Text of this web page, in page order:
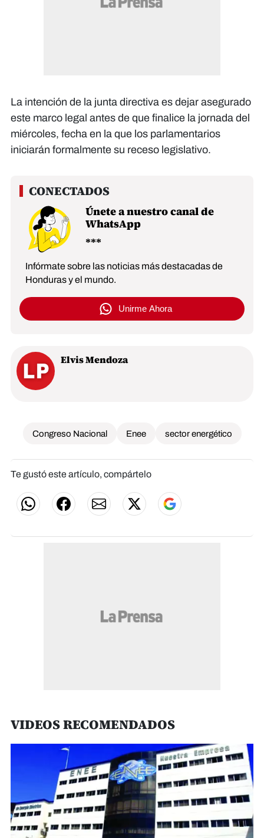
La intención de la junta directiva es dejar asegurado
este marco legal antes de que finalice la jornada del
miércoles, fecha en la que los parlamentarios
iniciarán formalmente su receso legislativo.
Únete a nuestro canal de
WhatsApp
Infórmate sobre las noticias más destacadas de
Honduras y el mundo.
Unirme Ahora
Elvis Mendoza
Congreso Nacional Enee sector energético
Te gustó este artículo, compártelo
VIDEOS RECOMENDADOS